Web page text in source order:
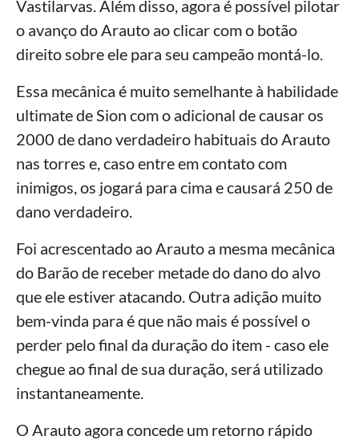
Vastilarvas. Além disso, agora é possível pilotar
o avanço do Arauto ao clicar com o botão
direito sobre ele para seu campeão montá-lo.
Essa mecânica é muito semelhante à habilidade
ultimate de Sion com o adicional de causar os
2000 de dano verdadeiro habituais do Arauto
nas torres e, caso entre em contato com
inimigos, os jogará para cima e causará 250 de
dano verdadeiro.
Foi acrescentado ao Arauto a mesma mecânica
do Barão de receber metade do dano do alvo
que ele estiver atacando. Outra adição muito
bem-vinda para é que não mais é possível o
perder pelo final da duração do item - caso ele
chegue ao final de sua duração, será utilizado
instantaneamente.
O Arauto agora concede um retorno rápido